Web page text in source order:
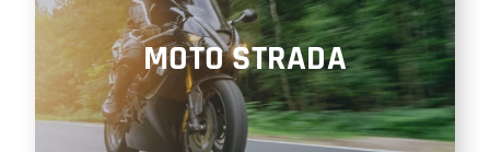
MOTO STRADA